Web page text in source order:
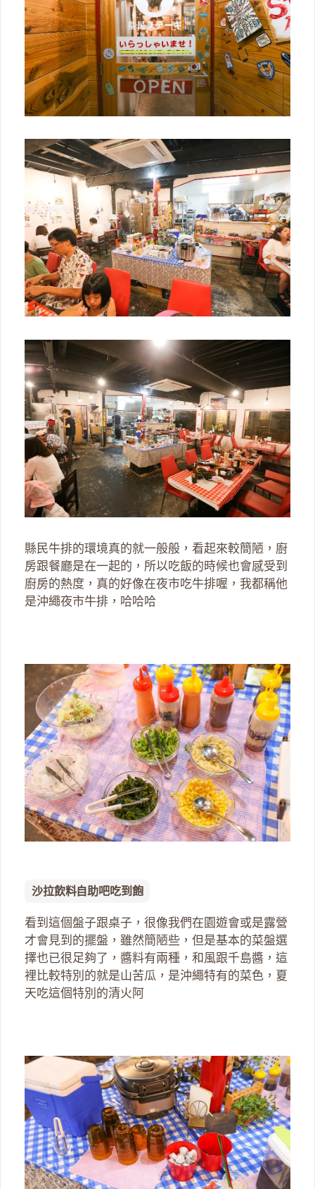
縣民牛排的環境真的就一般般，看起來較簡陋，廚
房跟餐廳是在一起的，所以吃飯的時候也會感受到
廚房的熱度，真的好像在夜市吃牛排喔，我都稱他
是沖繩夜市牛排，哈哈哈
沙拉飲料自助吧吃到飽
看到這個盤子跟桌子，很像我們在園遊會或是露營
才會見到的擺盤，雖然簡陋些，但是基本的菜盤選
擇也已很足夠了，醬料有兩種，和風跟千島醬，這
裡比較特別的就是山苦瓜，是沖繩特有的菜色，夏
天吃這個特別的清火阿